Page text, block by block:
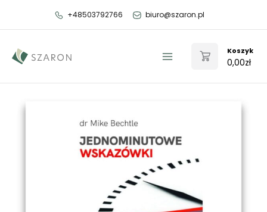
+48503792766 biuro@szaron.pl
Menu
Koszyk
0,00zł